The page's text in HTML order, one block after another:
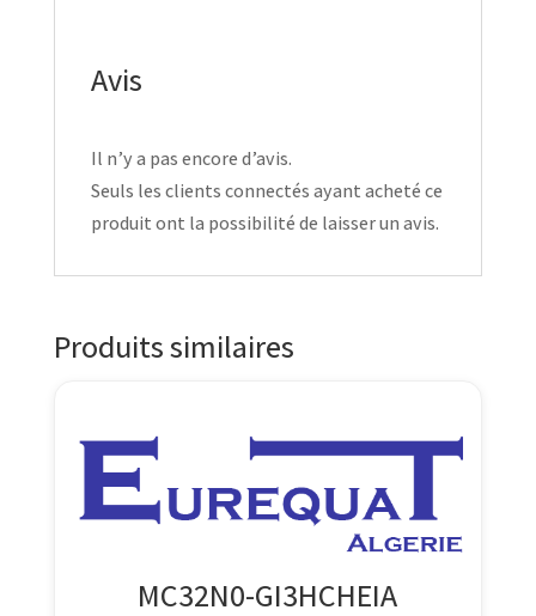
Avis
Il n’y a pas encore d’avis.
Seuls les clients connectés ayant acheté ce
produit ont la possibilité de laisser un avis.
Produits similaires
MC32N0-GI3HCHEIA